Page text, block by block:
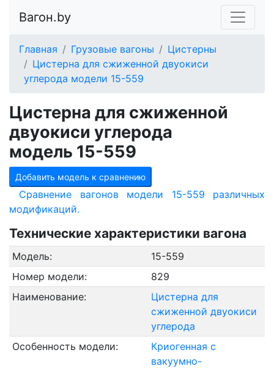
Вагон.by
Главная Грузовые вагоны
Цистерны
Цистерна для сжиженной двуокиси
углерода модели 15-559
Цистерна для сжиженной
двуокиси углерода
модель 15-559
Добавить модель к сравнению
Сравнение вагонов модели 15-559 различных
модификаций.
Технические характеристики вагона
Модель:
15-559
Номер модели:
829
Наименование:
Цистерна для
сжиженной двуокиси
углерода
Особенность модели:
Криогенная с
вакуумно-